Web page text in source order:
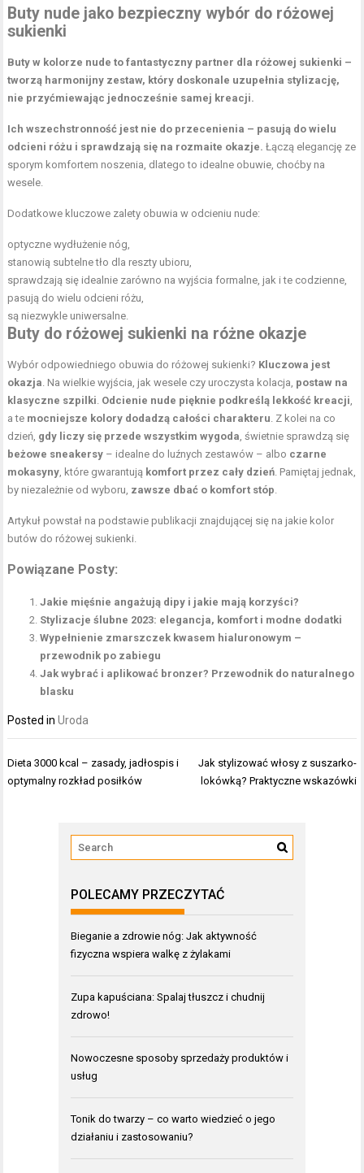
Buty nude jako bezpieczny wybór do różowej
sukienki
Buty w kolorze nude to fantastyczny partner dla różowej sukienki –
tworzą harmonijny zestaw, który doskonale uzupełnia stylizację,
nie przyćmiewając jednocześnie samej kreacji.
Ich wszechstronność jest nie do przecenienia – pasują do wielu
odcieni różu i sprawdzają się na rozmaite okazje. Łączą elegancję ze
sporym komfortem noszenia, dlatego to idealne obuwie, choćby na
wesele.
Dodatkowe kluczowe zalety obuwia w odcieniu nude:
optyczne wydłużenie nóg,
stanowią subtelne tło dla reszty ubioru,
sprawdzają się idealnie zarówno na wyjścia formalne, jak i te codzienne,
pasują do wielu odcieni różu,
są niezwykle uniwersalne.
Buty do różowej sukienki na różne okazje
Wybór odpowiedniego obuwia do różowej sukienki? Kluczowa jest
okazja . Na wielkie wyjścia, jak wesele czy uroczysta kolacja, postaw na
klasyczne szpilki Odcienie nude pięknie podkreślą lekkość kreacji
a te mocniejsze kolory dodadzą całości charakteru . Z kolei na co
dzień, gdy liczy się przede wszystkim wygoda , świetnie sprawdzą się
beżowe sneakersy – idealne do luźnych zestawów – albo czarne
mokasyny , które gwarantują komfort przez cały dzień . Pamiętaj jednak,
by niezależnie od wyboru, zawsze dbać o komfort stóp
Artykuł powstał na podstawie publikacji znajdującej się na jakie kolor
butów do różowej sukienki
Powiązane Posty:
Jakie mięśnie angażują dipy i jakie mają korzyści?
Stylizacje ślubne 2023: elegancja, komfort i modne dodatki
Wypełnienie zmarszczek kwasem hialuronowym –
przewodnik po zabiegu
Jak wybrać i aplikować bronzer? Przewodnik do naturalnego
blasku
Posted inUroda
Nawigacja
wpisu
Dieta 3000 kcal – zasady, jadłospis i
optymalny rozkład posiłków
Jak stylizować włosy z suszarko-
lokówką? Praktyczne wskazówki
POLECAMY PRZECZYTAĆ
Bieganie a zdrowie nóg: Jak aktywność
fizyczna wspiera walkę z żylakami
Zupa kapuściana: Spalaj tłuszcz i chudnij
zdrowo!
Nowoczesne sposoby sprzedaży produktów i
usług
Tonik do twarzy – co warto wiedzieć o jego
działaniu i zastosowaniu?